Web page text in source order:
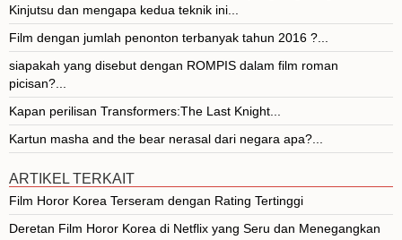
Kinjutsu dan mengapa kedua teknik ini...
Film dengan jumlah penonton terbanyak tahun 2016 ?...
siapakah yang disebut dengan ROMPIS dalam film roman
picisan?...
Kapan perilisan Transformers:The Last Knight...
Kartun masha and the bear nerasal dari negara apa?...
ARTIKEL TERKAIT
Film Horor Korea Terseram dengan Rating Tertinggi
Deretan Film Horor Korea di Netflix yang Seru dan Menegangkan